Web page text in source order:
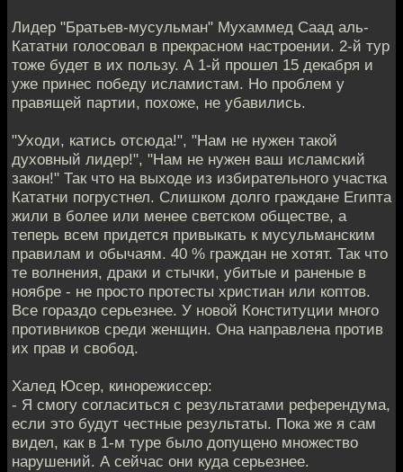
Лидер "Братьев-мусульман" Мухаммед Саад аль-
Кататни голосовал в прекрасном настроении. 2-й тур
тоже будет в их пользу. А 1-й прошел 15 декабря и
уже принес победу исламистам. Но проблем у
правящей партии, похоже, не убавились.
"Уходи, катись отсюда!", "Нам не нужен такой
духовный лидер!", "Нам не нужен ваш исламский
закон!" Так что на выходе из избирательного участка
Кататни погрустнел. Слишком долго граждане Египта
жили в более или менее светском обществе, а
теперь всем придется привыкать к мусульманским
правилам и обычаям. 40 % граждан не хотят. Так что
те волнения, драки и стычки, убитые и раненые в
ноябре - не просто протесты христиан или коптов.
Все гораздо серьезнее. У новой Конституции много
противников среди женщин. Она направлена против
их прав и свобод.
Халед Юсер, кинорежиссер:
- Я смогу согласиться с результатами референдума,
если это будут честные результаты. Пока же я сам
видел, как в 1-м туре было допущено множество
нарушений. А сейчас они куда серьезнее.